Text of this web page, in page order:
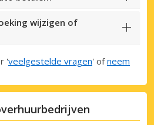
wijzigen of
'veelgestelde vragen' ofneem